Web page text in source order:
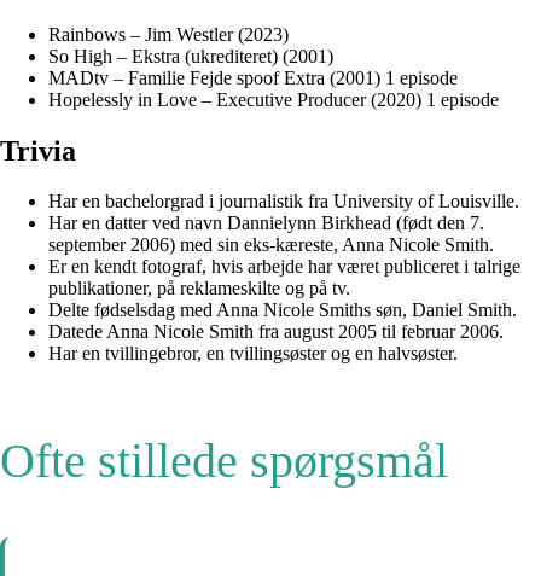
Rainbows – Jim Westler (2023)
So High – Ekstra (ukrediteret) (2001)
MADtv – Familie Fejde spoof Extra (2001) 1 episode
Hopelessly in Love – Executive Producer (2020) 1 episode
Trivia
Har en bachelorgrad i journalistik fra University of Louisville.
Har en datter ved navn Dannielynn Birkhead (født den 7.
september 2006) med sin eks-kæreste, Anna Nicole Smith.
Er en kendt fotograf, hvis arbejde har været publiceret i talrige
publikationer, på reklameskilte og på tv.
Delte fødselsdag med Anna Nicole Smiths søn, Daniel Smith.
Datede Anna Nicole Smith fra august 2005 til februar 2006.
Har en tvillingebror, en tvillingsøster og en halvsøster.
Ofte stillede spørgsmål